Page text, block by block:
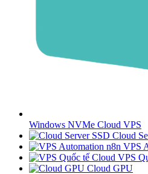
Windows NVMe Cloud VPS
SSD Cloud
VPS
Cloud VPS
Cloud GPU